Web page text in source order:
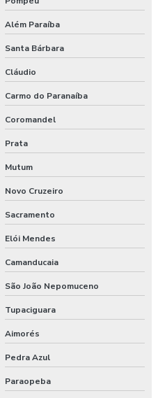
Além Paraíba
Santa Bárbara
Cláudio
Carmo do Paranaíba
Coromandel
Prata
Mutum
Novo Cruzeiro
Sacramento
Elói Mendes
Camanducaia
São João Nepomuceno
Tupaciguara
Aimorés
Pedra Azul
Paraopeba